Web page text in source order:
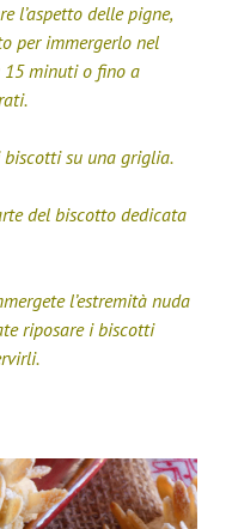
l’aspetto delle pigne,
per immergerlo nel
15 minuti o fino a
biscotti su una griglia.
del biscotto dedicata
l’estremità nuda
riposare i biscotti